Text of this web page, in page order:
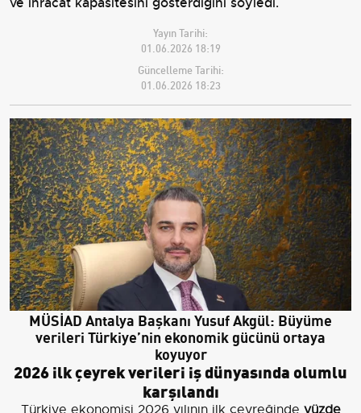
Yayın Tarihi:
01.06.2026 18:19
Güncelleme Tarihi:
01.06.2026 18:23
MÜSİAD Antalya Başkanı Yusuf Akgül: Büyüme
verileri Türkiye’nin ekonomik gücünü ortaya
koyuyor
2026 ilk çeyrek verileri iş dünyasında olumlu
karşılandı
Türkiye ekonomisi 2026 yılının ilk çeyreğinde yüzde